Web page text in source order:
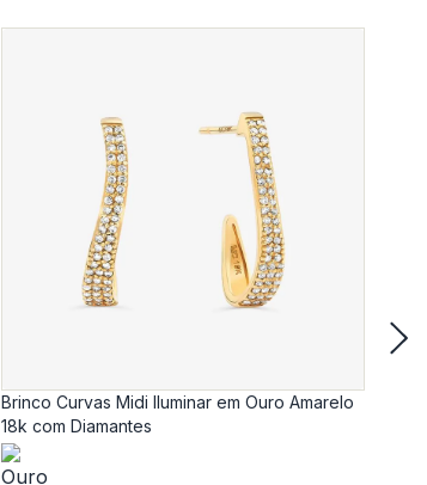
Brinco Curvas Midi Iluminar em Ouro Amarelo
18k com Diamantes